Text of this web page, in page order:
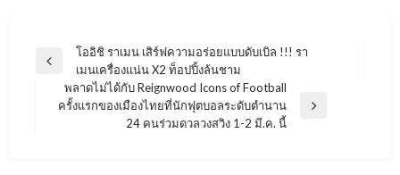
แนะแนว
เรื่อง
Previous
โออิชิ ราเมน เสิร์ฟความอร่อยแบบดับเบิล !!! รา
เมนเครื่องแน่น X2 ท็อปปิ้งล้นชาม
Next
พลาดไม่ได้กับ Reignwood Icons of Football
ครั้งแรกของเมืองไทยที่นักฟุตบอลระดับตำนาน
24 คนร่วมดวลวงสวิง 1-2 มี.ค. นี้